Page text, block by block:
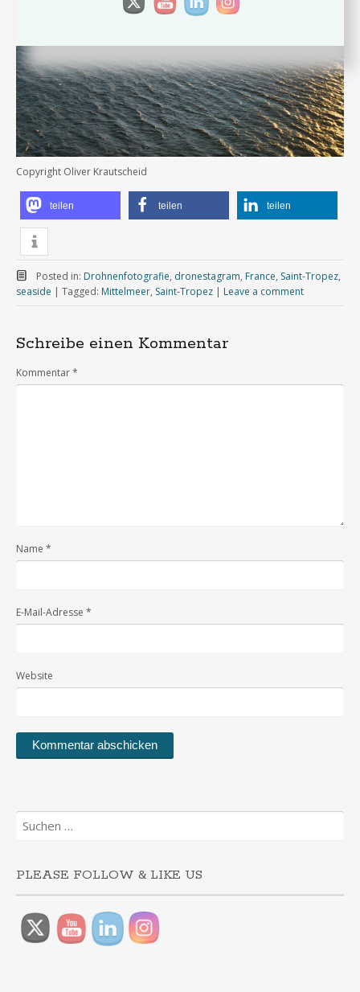
Copyright Oliver Krautscheid
teilen teilen teilen
Posted in: Drohnenfotografie, dronestagram, France, Saint-Tropez,
seaside | Tagged: Mittelmeer, Saint-Tropez | Leave a comment
Schreibe einen Kommentar
Kommentar*
Name *
E-Mail-Adresse *
Website
Suchen
nach:
PLEASE FOLLOW & LIKE US